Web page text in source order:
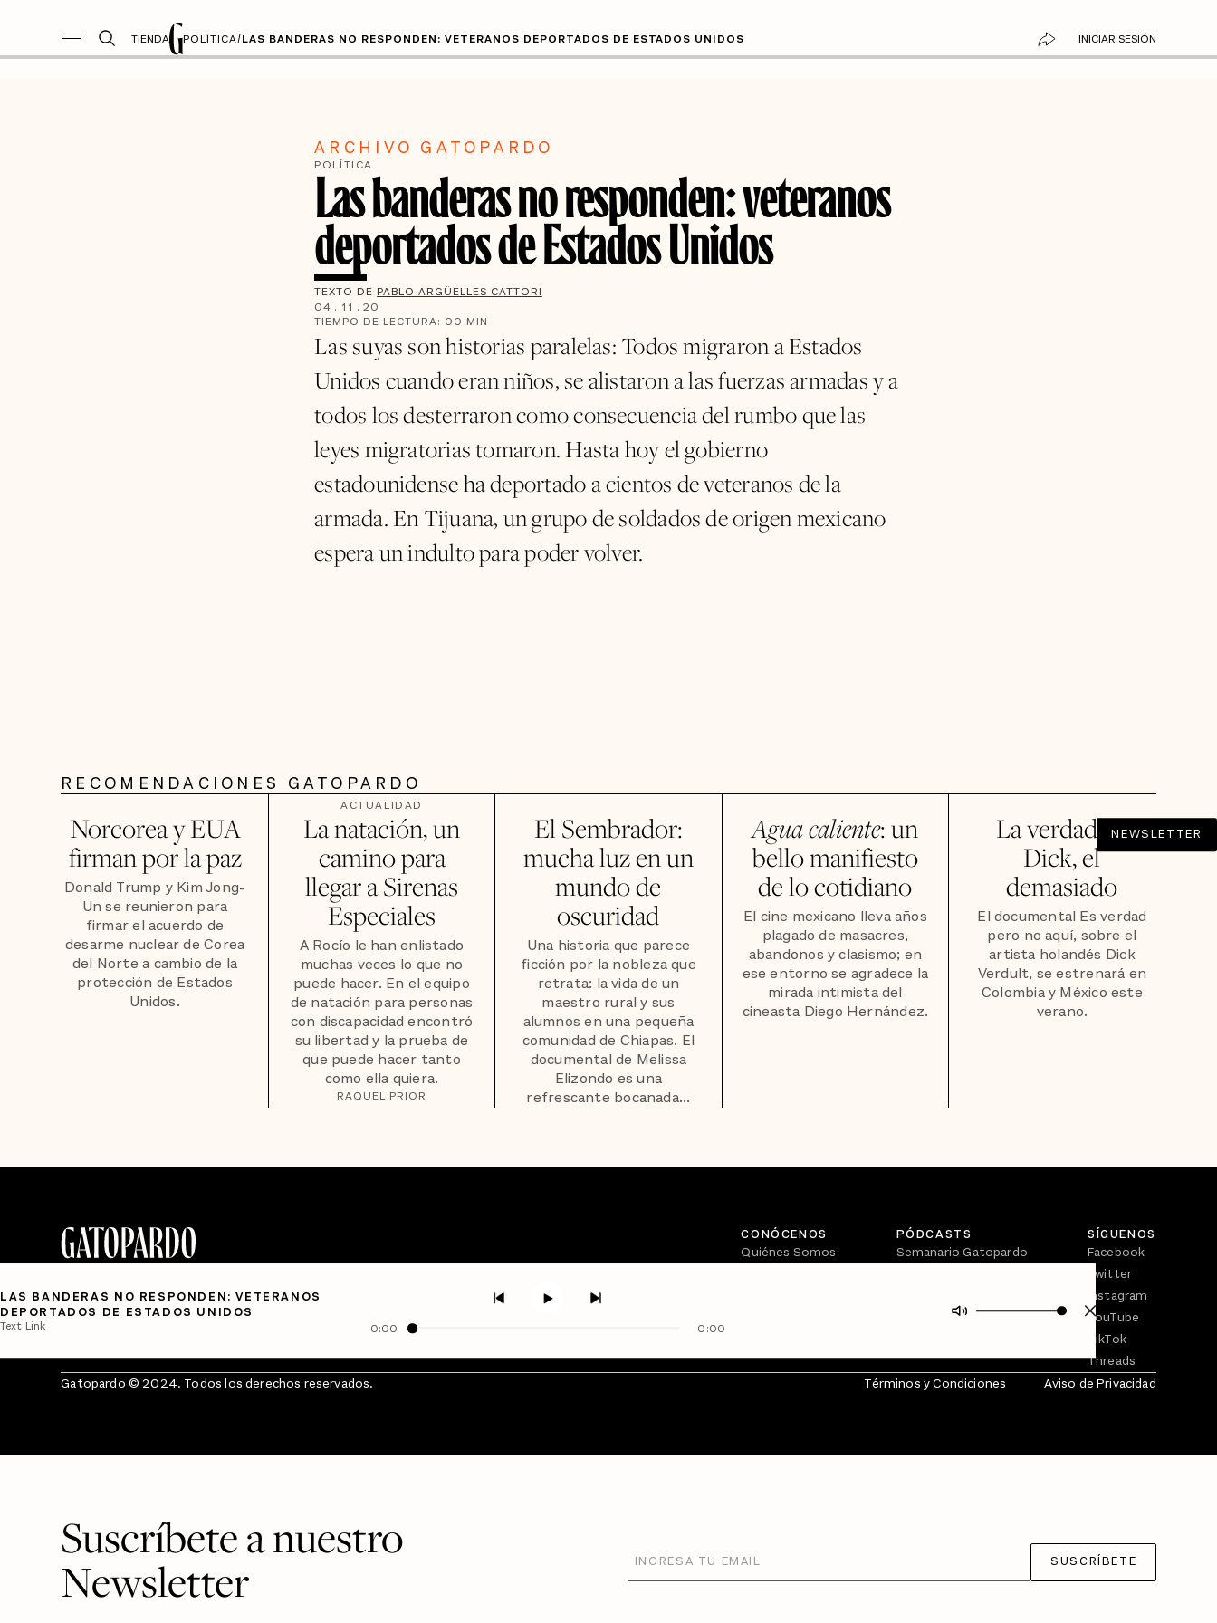
TIENDA POLÍTICA/LAS BANDERAS NO RESPONDEN: VETERANOS DEPORTADOS DE ESTADOS UNIDOS INICIAR SESIÓN
ARCHIVO GATOPARDO
POLÍTICA
Las banderas no responden: veteranos
deportados de Estados Unidos
TEXTO DE PABLO ARGÜELLES CATTORI
04 . 11 . 20
TIEMPO DE LECTURA: 00 MIN
Las suyas son historias paralelas: Todos migraron a Estados
Unidos cuando eran niños, se alistaron a las fuerzas armadas y a
todos los desterraron como consecuencia del rumbo que las
leyes migratorias tomaron. Hasta hoy el gobierno
estadounidense ha deportado a cientos de veteranos de la
armada. En Tijuana, un grupo de soldados de origen mexicano
espera un indulto para poder volver.
NEWSLETTER
RECOMENDACIONES GATOPARDO
Norcorea y EUA
firman por la paz
Donald Trump y Kim Jong-
Un se reunieron para
firmar el acuerdo de
desarme nuclear de Corea
del Norte a cambio de la
protección de Estados
Unidos.
ACTUALIDAD
La natación, un
camino para
llegar a Sirenas
Especiales
A Rocío le han enlistado
muchas veces lo que no
puede hacer. En el equipo
de natación para personas
con discapacidad encontró
su libertad y la prueba de
que puede hacer tanto
como ella quiera.
RAQUEL PRIOR
El Sembrador:
mucha luz en un
mundo de
oscuridad
Una historia que parece
ficción por la nobleza que
retrata: la vida de un
maestro rural y sus
alumnos en una pequeña
comunidad de Chiapas. El
documental de Melissa
Elizondo es una
refrescante bocanada...
Agua caliente: un
bello manifiesto
de lo cotidiano
El cine mexicano lleva años
plagado de masacres,
abandonos y clasismo; en
ese entorno se agradece la
mirada intimista del
cineasta Diego Hernández.
La verdad de
Dick, el
demasiado
El documental Es verdad
pero no aquí, sobre el
artista holandés Dick
Verdult, se estrenará en
Colombia y México este
verano.
LAS BANDERAS NO RESPONDEN: VETERANOS
DEPORTADOS DE ESTADOS UNIDOS
Text Link 0:00 0:00
CONÓCENOS
Quiénes Somos
PÓDCASTS
Semanario Gatopardo
SÍGUENOS
Facebook
Twitter
Instagram
YouTube
TikTok
Threads
Gatopardo © 2024. Todos los derechos reservados.
Términos y Condiciones Aviso de Privacidad
Suscríbete a nuestro
Newsletter